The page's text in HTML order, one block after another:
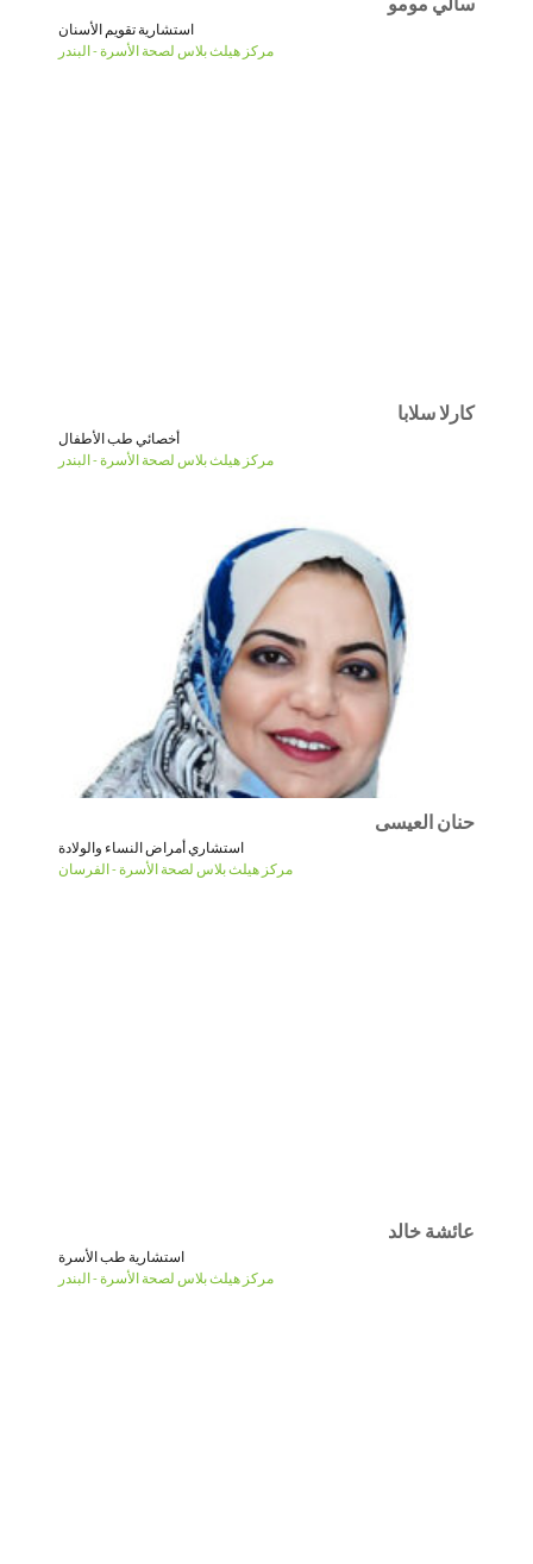
استشارية تقويم الأسنان
مركز هيلث بلاس لصحة الأسرة - البندر
كارلا سلابا
أخصائي طب الأطفال
مركز هيلث بلاس لصحة الأسرة - البندر
حنان العيسى
استشاري أمراض النساء والولادة
مركز هيلث بلاس لصحة الأسرة - الفرسان
عائشة خالد
استشارية طب الأسرة
مركز هيلث بلاس لصحة الأسرة - البندر